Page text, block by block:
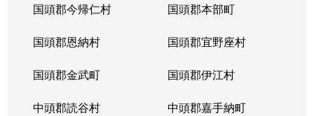
国頭郡今帰仁村 国頭郡本部町
国頭郡恩納村 国頭郡宜野座村
国頭郡金武町 国頭郡伊江村
中頭郡読谷村 中頭郡嘉手納町